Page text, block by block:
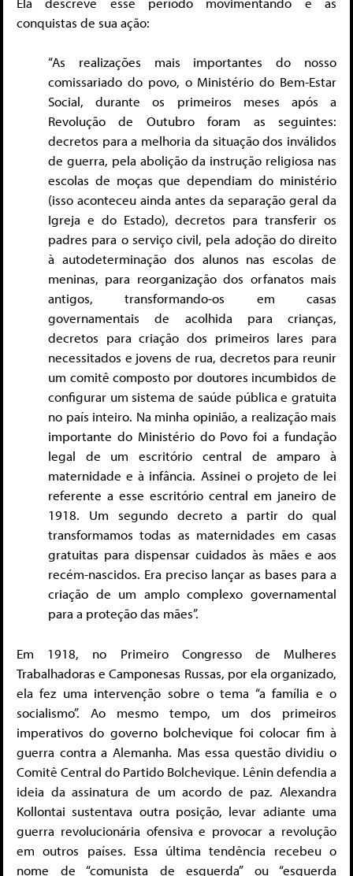
conquistas de sua ação:
“As realizações mais importantes do nosso
comissariado do povo, o Ministério do Bem-Estar
Social, durante os primeiros meses após a
Revolução de Outubro foram as seguintes:
decretos para a melhoria da situação dos inválidos
de guerra, pela abolição da instrução religiosa nas
escolas de moças que dependiam do ministério
(isso aconteceu ainda antes da separação geral da
Igreja e do Estado), decretos para transferir os
padres para o serviço civil, pela adoção do direito
à autodeterminação dos alunos nas escolas de
meninas, para reorganização dos orfanatos mais
antigos, transformando-os em casas
governamentais de acolhida para crianças,
decretos para criação dos primeiros lares para
necessitados e jovens de rua, decretos para reunir
um comitê composto por doutores incumbidos de
configurar um sistema de saúde pública e gratuita
no país inteiro. Na minha opinião, a realização mais
importante do Ministério do Povo foi a fundação
legal de um escritório central de amparo à
maternidade e à infância. Assinei o projeto de lei
referente a esse escritório central em janeiro de
1918. Um segundo decreto a partir do qual
transformamos todas as maternidades em casas
gratuitas para dispensar cuidados às mães e aos
recém-nascidos. Era preciso lançar as bases para a
criação de um amplo complexo governamental
para a proteção das mães”.
Em 1918, no Primeiro Congresso de Mulheres
Trabalhadoras e Camponesas Russas, por ela organizado,
ela fez uma intervenção sobre o tema “a família e o
socialismo”. Ao mesmo tempo, um dos primeiros
imperativos do governo bolchevique foi colocar fim à
guerra contra a Alemanha. Mas essa questão dividiu o
Comitê Central do Partido Bolchevique. Lênin defendia a
ideia da assinatura de um acordo de paz. Alexandra
Kollontai sustentava outra posição, levar adiante uma
guerra revolucionária ofensiva e provocar a revolução
em outros países. Essa última tendência recebeu o
nome de “comunista de esquerda” ou “esquerda